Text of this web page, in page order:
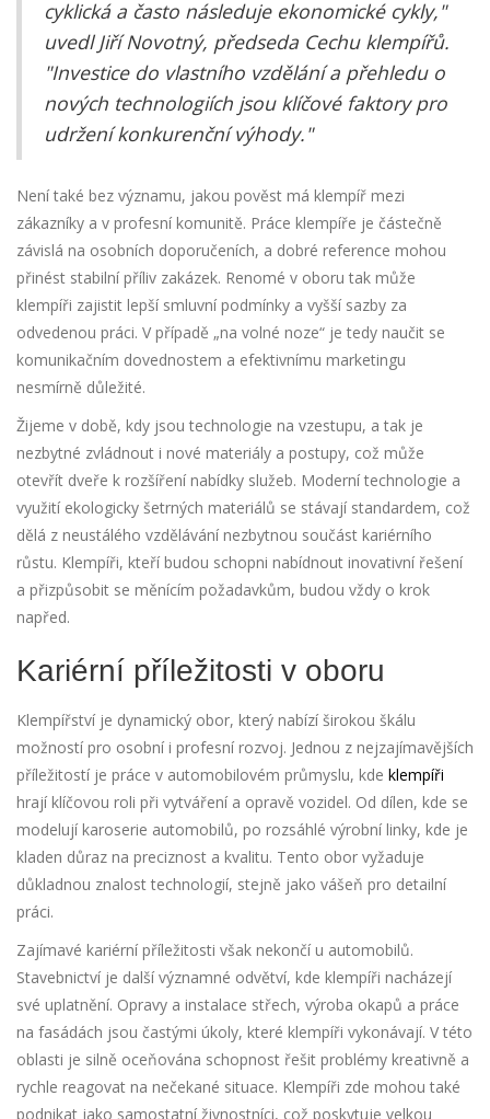
cyklická a často následuje ekonomické cykly,"
uvedl Jiří Novotný, předseda Cechu klempířů.
"Investice do vlastního vzdělání a přehledu o
nových technologiích jsou klíčové faktory pro
udržení konkurenční výhody."
Není také bez významu, jakou pověst má klempíř mezi
zákazníky a v profesní komunitě. Práce klempíře je částečně
závislá na osobních doporučeních, a dobré reference mohou
přinést stabilní příliv zakázek. Renomé v oboru tak může
klempíři zajistit lepší smluvní podmínky a vyšší sazby za
odvedenou práci. V případě „na volné noze“ je tedy naučit se
komunikačním dovednostem a efektivnímu marketingu
nesmírně důležité.
Žijeme v době, kdy jsou technologie na vzestupu, a tak je
nezbytné zvládnout i nové materiály a postupy, což může
otevřít dveře k rozšíření nabídky služeb. Moderní technologie a
využití ekologicky šetrných materiálů se stávají standardem, což
dělá z neustálého vzdělávání nezbytnou součást kariérního
růstu. Klempíři, kteří budou schopni nabídnout inovativní řešení
a přizpůsobit se měnícím požadavkům, budou vždy o krok
napřed.
Kariérní příležitosti v oboru
Klempířství je dynamický obor, který nabízí širokou škálu
možností pro osobní i profesní rozvoj. Jednou z nejzajímavějších
příležitostí je práce v automobilovém průmyslu, kde klempíři
hrají klíčovou roli při vytváření a opravě vozidel. Od dílen, kde se
modelují karoserie automobilů, po rozsáhlé výrobní linky, kde je
kladen důraz na preciznost a kvalitu. Tento obor vyžaduje
důkladnou znalost technologií, stejně jako vášeň pro detailní
práci.
Zajímavé kariérní příležitosti však nekončí u automobilů.
Stavebnictví je další významné odvětví, kde klempíři nacházejí
své uplatnění. Opravy a instalace střech, výroba okapů a práce
na fasádách jsou častými úkoly, které klempíři vykonávají. V této
oblasti je silně oceňována schopnost řešit problémy kreativně a
rychle reagovat na nečekané situace. Klempíři zde mohou také
podnikat jako samostatní živnostníci, což poskytuje velkou